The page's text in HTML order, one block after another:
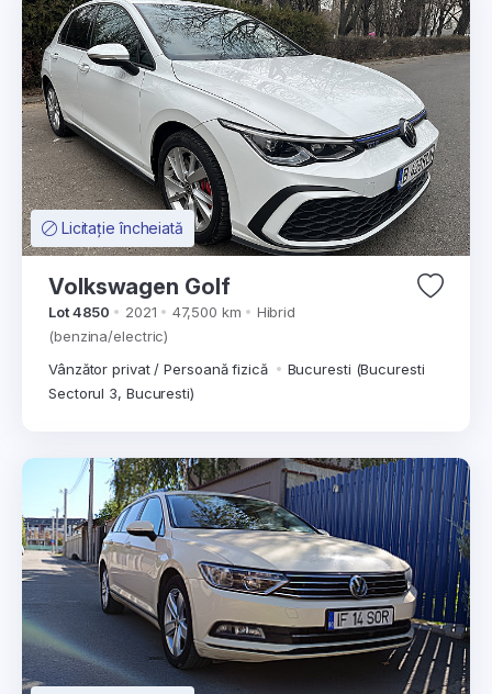
Licitație încheiată
Volkswagen Golf
Lot 4850 2021 47,500 km
Hibrid
(benzina/electric)
Vânzător privat / Persoană fizică
Bucuresti (Bucuresti
Sectorul 3, Bucuresti)